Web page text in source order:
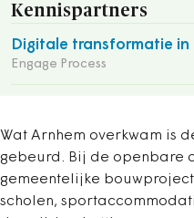
Kennispartners
Digitale transformatie in
Engage Process
Wat Arnhem overkwam is
gebeurd. Bij de openbare
gemeentelijke
scholen,